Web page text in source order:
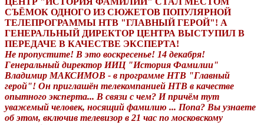
СЪЁМОК ОДНОГО ИЗ СЮЖЕТОВ ПОПУЛЯРНОЙ
ТЕЛЕПРОГРАММЫ НТВ "ГЛАВНЫЙ ГЕРОЙ"! А
ГЕНЕРАЛЬНЫЙ ДИРЕКТОР ЦЕНТРА ВЫСТУПИЛ В
ПЕРЕДАЧЕ В КАЧЕСТВЕ ЭКСПЕРТА!
Не пропустите! В это воскресенье! 14 декабря!
Генеральный директор ИИЦ "История Фамилии"
Владимир МАКСИМОВ - в программе НТВ "Главный
герой"! Он приглашён телекомпанией НТВ в качестве
опытного эксперта... В связи с чем? И причём тут
уважемый человек, носящий фамилию ... Попа? Вы узнаете
об этом, включив телевизор в 21 час по московскому